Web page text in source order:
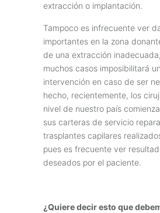
extracción o implantación.
Tampoco es infrecuente ver
importantes en la zona
de una extracción
muchos casos imposibilitará
intervención en caso de ser
hecho, recientemente, los
nivel de nuestro país
sus carteras de servicio
trasplantes capilares
pues es frecuente ver
deseados por el paciente.
¿Quiere decir esto que